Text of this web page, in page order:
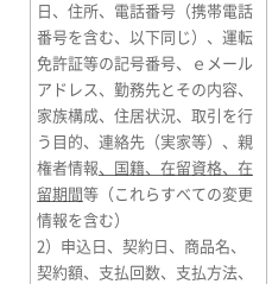
日、住所、電話番号（携帯電話
番号を含む、以下同じ）、運転
免許証等の記号番号、ｅメール
アドレス、勤務先とその内容、
家族構成、住居状況、取引を行
う目的、連絡先（実家等）、親
権者情報、国籍、在留資格、在
留期間等（これらすべての変更
情報を含む）
2）申込日、契約日、商品名、
契約額、支払回数、支払方法、